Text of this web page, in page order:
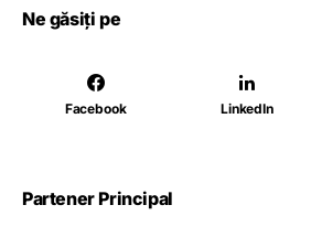
Ne găsiți pe
Facebook LinkedIn
Partener Principal